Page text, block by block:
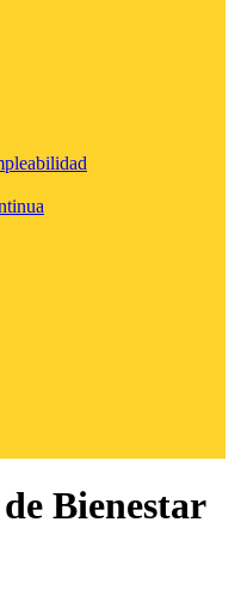
Bienestar